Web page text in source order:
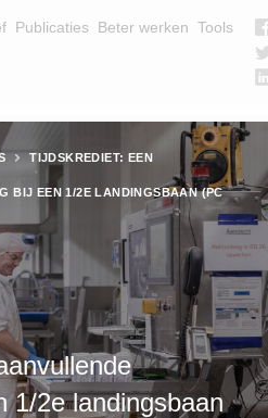
Publicaties Beter werken Tools
OPLEIDING
TIJDSKREDIET: EEN
BIJ EEN 1/2E LANDINGSBAAN (PC
1/2e landingsbaan